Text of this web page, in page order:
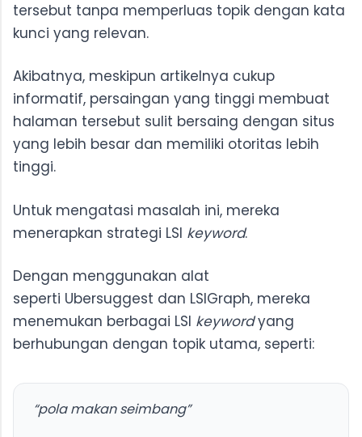
tersebut tanpa memperluas topik dengan kata
kunci yang relevan.
Akibatnya, meskipun artikelnya cukup
informatif, persaingan yang tinggi membuat
halaman tersebut sulit bersaing dengan situs
yang lebih besar dan memiliki otoritas lebih
tinggi.
Untuk mengatasi masalah ini, mereka
menerapkan strategi LSI keyword.
Dengan menggunakan alat
seperti Ubersuggest dan LSIGraph, mereka
menemukan berbagai LSI keywordyang
berhubungan dengan topik utama, seperti:
“pola makan seimbang”